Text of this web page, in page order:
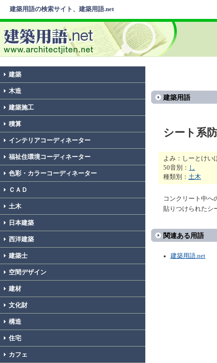
建築用語の検索サイト、建築用語.net
建築
木造
建築施工
積算
インテリアコーディネーター
福祉住環境コーディネーター
色彩・カラーコーディネーター
ＣＡＤ
土木
日本建築
西洋建築
建築士
空間デザイン
建材
文化財
構造
住宅
カフェ
建築用語
シート系
よみ：しーとけい
50音別： し
種類別： 土木
コンクリート中へ
貼りつけられたシ
関連ある用語
建築用語.net